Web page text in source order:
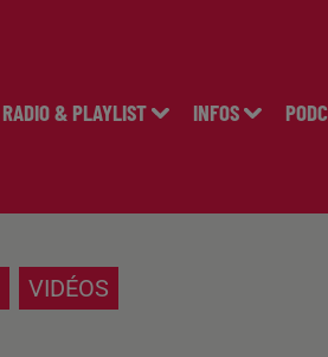
RADIO & PLAYLIST INFOS
VIDÉOS